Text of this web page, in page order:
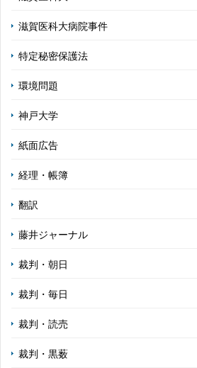
滋賀医科大病院事件
特定秘密保護法
環境問題
神戸大学
紙面広告
経理・帳簿
翻訳
藤井ジャーナル
裁判・朝日
裁判・毎日
裁判・読売
裁判・黒薮